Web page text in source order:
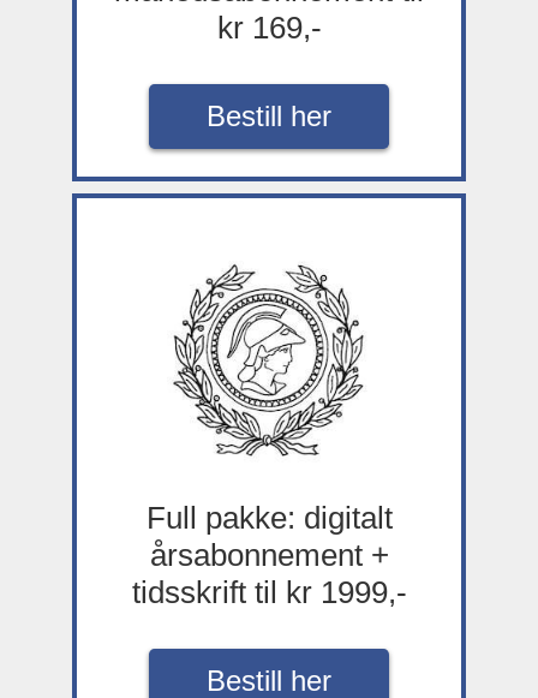
kr 169,-
Bestill her
Full pakke: digitalt
årsabonnement +
tidsskrift til kr 1999,-
Bestill her